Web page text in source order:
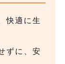
快適に生
ずに、安